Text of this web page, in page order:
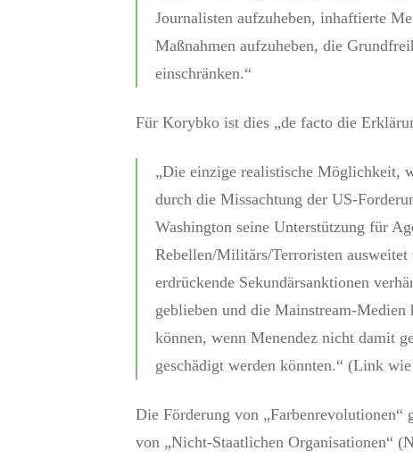
Journalisten aufzuheben, inhaftierte
Maßnahmen aufzuheben, die
einschränken.“
Für Korybko ist dies „de facto die
„Die einzige realistische Möglichkeit,
durch die Missachtung der US-
Washington seine Unterstützung für
Rebellen/Militärs/Terroristen
erdrückende Sekundärsanktionen
geblieben und die Mainstream-Medien
können, wenn Menendez nicht damit
geschädigt werden könnten.“ (Link
Die Förderung von
von „Nicht-Staatlichen Organisationen“